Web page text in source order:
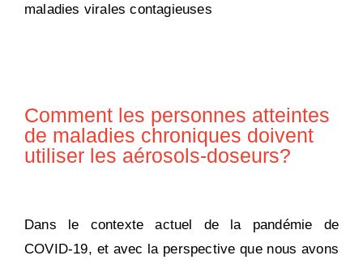
maladies virales contagieuses
Comment les personnes atteintes
de maladies chroniques doivent
utiliser les aérosols-doseurs?
Dans le contexte actuel de la pandémie de
COVID-19, et avec la perspective que nous avons